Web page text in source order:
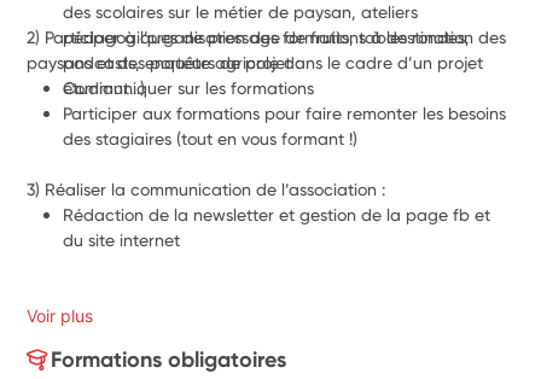
des scolaires sur le métier de paysan, ateliers
pédagogiques de pressage de fruits, tables rondes,
podcasts, enquête agricole dans le cadre d’un projet
étudiant...)
2) Participer à l’organisation des formations à destination des
paysans et des porteurs de projet :
Participer aux formations pour faire remonter les besoins
des stagiaires (tout en vous formant !)
3) Réaliser la communication de l’association :
Rédaction de la newsletter et gestion de la page fb et
du site internet
Voir plus
Formations obligatoires